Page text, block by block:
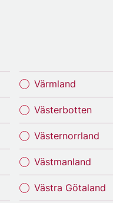
Värmland
Västerbotten
Västernorrland
Västmanland
Västra Götaland